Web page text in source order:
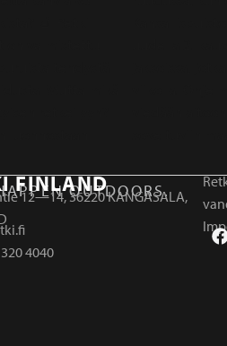
OUTDOORS.
FINLAND
12—14, 36220 KANGASALA,
4040